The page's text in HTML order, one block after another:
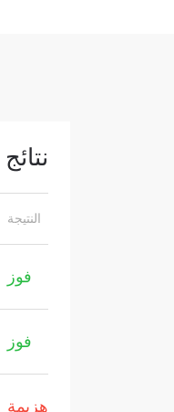
النتيجة
فوز
فوز
هزيمة